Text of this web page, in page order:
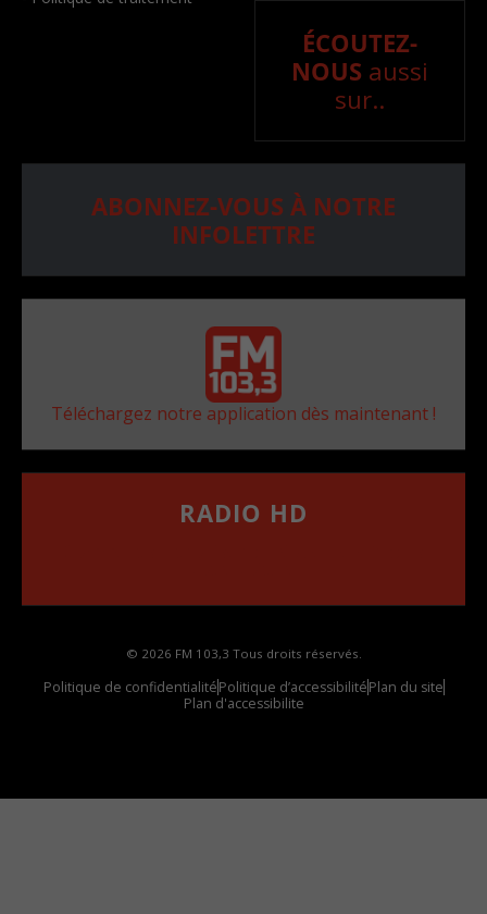
ÉCOUTEZ-
NOUS aussi
sur..
ABONNEZ-VOUS À NOTRE
INFOLETTRE
Téléchargez notre application dès maintenant !
RADIO HD
© 2026 FM 103,3 Tous droits réservés.
Politique de confidentialitéPolitique d’accessibilitéPlan du site
Plan d'accessibilite